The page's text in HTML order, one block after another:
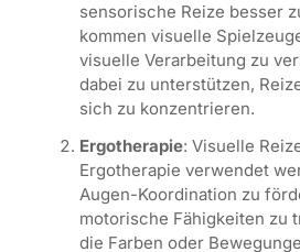
sensorische Reize besser
kommen visuelle
visuelle Verarbeitung zu
dabei zu unterstützen,
sich zu konzentrieren.
Ergotherapie: Visuelle
Ergotherapie verwendet
Augen-Koordination zu
motorische Fähigkeiten zu
die Farben oder